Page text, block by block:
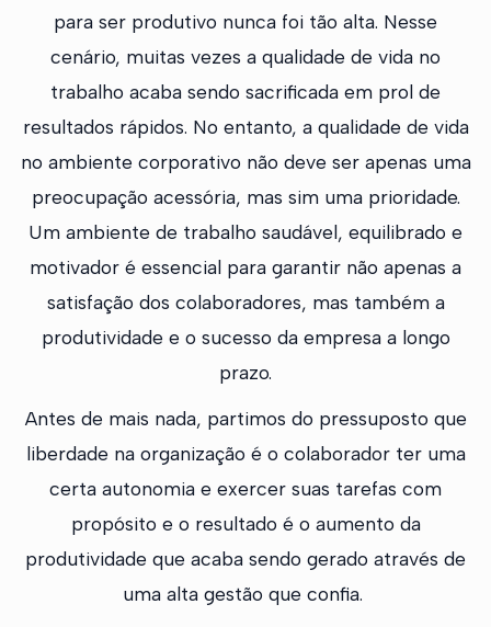
para ser produtivo nunca foi tão alta. Nesse
cenário, muitas vezes a qualidade de vida no
trabalho acaba sendo sacrificada em prol de
resultados rápidos. No entanto, a qualidade de vida
no ambiente corporativo não deve ser apenas uma
preocupação acessória, mas sim uma prioridade.
Um ambiente de trabalho saudável, equilibrado e
motivador é essencial para garantir não apenas a
satisfação dos colaboradores, mas também a
produtividade e o sucesso da empresa a longo
prazo.
Antes de mais nada, partimos do pressuposto que
liberdade na organização é o colaborador ter uma
certa autonomia e exercer suas tarefas com
propósito e o resultado é o aumento da
produtividade que acaba sendo gerado através de
uma alta gestão que confia.